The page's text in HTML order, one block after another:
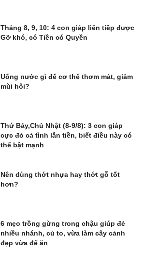
Tháng 8, 9, 10: 4 con giáp liên tiếp được
Gỡ khó, có Tiền có Quyền
Uống nước gì để cơ thể thơm mát, giảm
mùi hôi?
Thứ Bảy,Chủ Nhật (8-9/8): 3 con giáp
cực đỏ cả tình lẫn tiền, biết điều này có
thể bật mạnh
Nên dùng thớt nhựa hay thớt gỗ tốt
hơn?
6 mẹo trồng gừng trong chậu giúp đẻ
nhiều nhánh, củ to, vừa làm cây cảnh
đẹp vừa để ăn